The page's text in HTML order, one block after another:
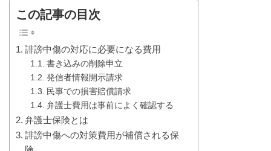
この記事の目次
誹謗中傷の対応に必要になる費用
書き込みの削除申立
発信者情報開示請求
民事での損害賠償請求
弁護士費用は事前によく確認する
弁護士保険とは
誹謗中傷への対策費用が補償される保